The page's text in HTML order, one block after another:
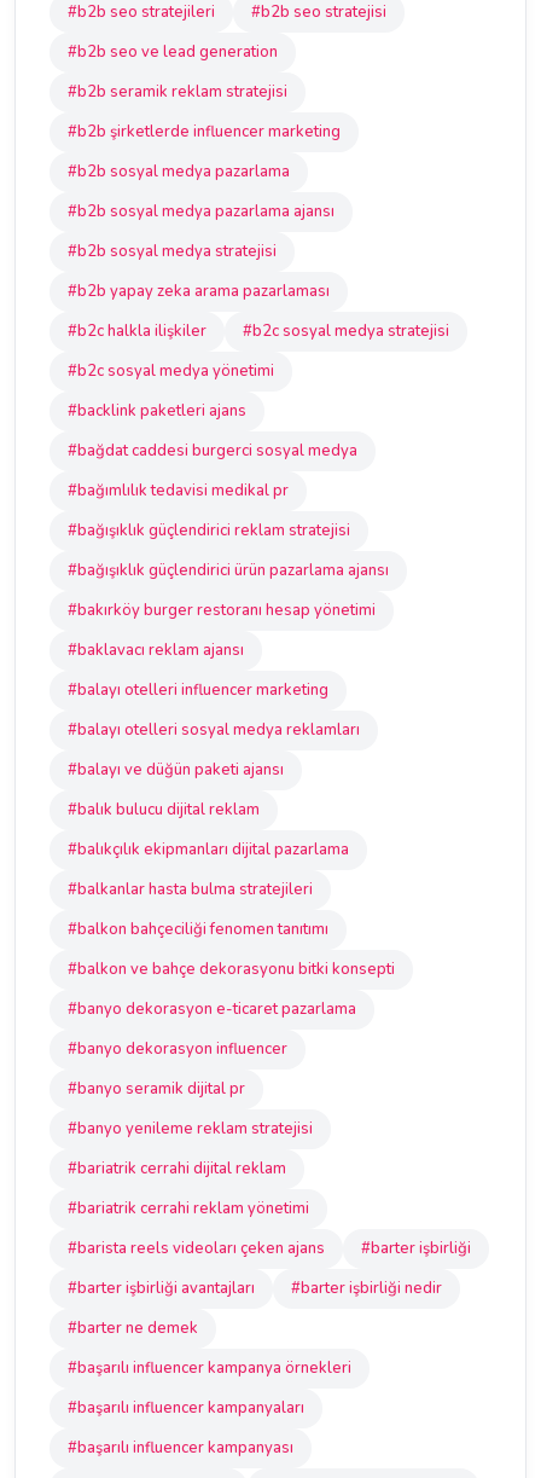
#b2b seo stratejileri
#b2b seo stratejisi
#b2b seo ve lead generation
#b2b seramik reklam stratejisi
#b2b şirketlerde influencer marketing
#b2b sosyal medya pazarlama
#b2b sosyal medya pazarlama ajansı
#b2b sosyal medya stratejisi
#b2b yapay zeka arama pazarlaması
#b2c halkla ilişkiler
#b2c sosyal medya stratejisi
#b2c sosyal medya yönetimi
#backlink paketleri ajans
#bağdat caddesi burgerci sosyal medya
#bağımlılık tedavisi medikal pr
#bağışıklık güçlendirici reklam stratejisi
#bağışıklık güçlendirici ürün pazarlama ajansı
#bakırköy burger restoranı hesap yönetimi
#baklavacı reklam ajansı
#balayı otelleri influencer marketing
#balayı otelleri sosyal medya reklamları
#balayı ve düğün paketi ajansı
#balık bulucu dijital reklam
#balıkçılık ekipmanları dijital pazarlama
#balkanlar hasta bulma stratejileri
#balkon bahçeciliği fenomen tanıtımı
#balkon ve bahçe dekorasyonu bitki konsepti
#banyo dekorasyon e-ticaret pazarlama
#banyo dekorasyon influencer
#banyo seramik dijital pr
#banyo yenileme reklam stratejisi
#bariatrik cerrahi dijital reklam
#bariatrik cerrahi reklam yönetimi
#barista reels videoları çeken ajans
#barter işbirliği
#barter işbirliği avantajları
#barter işbirliği nedir
#barter ne demek
#başarılı influencer kampanya örnekleri
#başarılı influencer kampanyaları
#başarılı influencer kampanyası